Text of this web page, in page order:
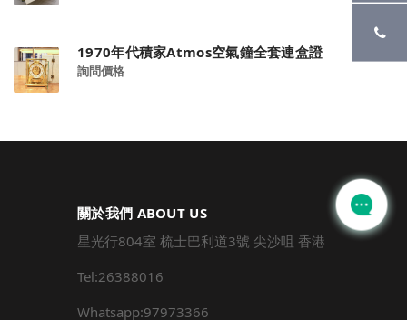
1970年代積家Atmos空氣鐘全套連盒證
詢問價格
關於我們 ABOUT US
星光行804室 梳士巴利道3號 尖沙咀 香港
Tel:26388016
Whatsapp:97973366